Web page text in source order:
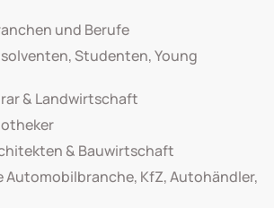
und Berufe
Studenten, Young
& Landwirtschaft
& Bauwirtschaft
Automobilbranche, KfZ, Autohändler,